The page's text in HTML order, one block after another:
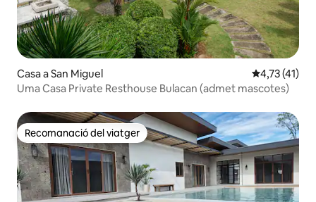
Casa a San Miguel 4,73 de
4,73 (41)
Uma Casa Private Resthouse Bulacan (admet mascotes)
Recomanació del viatger
Recomanació del viatger